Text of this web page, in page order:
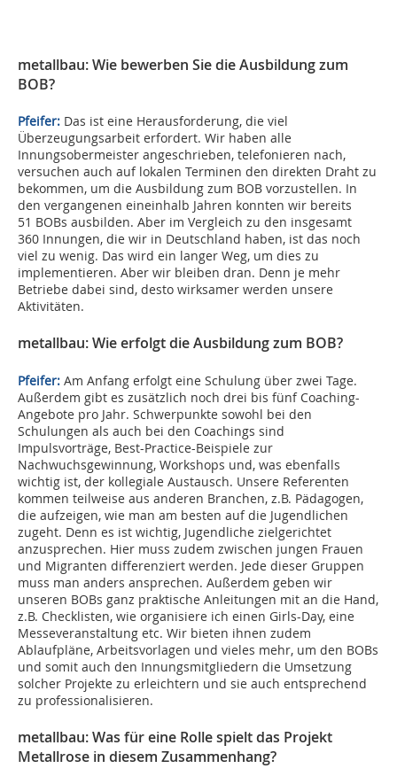
metallbau: Wie bewerben Sie die Ausbildung zum
BOB?
Pfeifer: Das ist eine Herausforderung, die viel
Überzeugungsarbeit erfordert. Wir haben alle
Innungsobermeister angeschrieben, telefonieren nach,
versuchen auch auf lokalen Terminen den direkten Draht zu
bekommen, um die Ausbildung zum BOB vorzustellen. In
den vergangenen eineinhalb Jahren konnten wir bereits
51 BOBs ausbilden. Aber im Vergleich zu den insgesamt
360 Innungen, die wir in Deutschland haben, ist das noch
viel zu wenig. Das wird ein langer Weg, um dies zu
implementieren. Aber wir bleiben dran. Denn je mehr
Betriebe dabei sind, desto wirksamer werden unsere
Aktivitäten.
metallbau: Wie erfolgt die Ausbildung zum BOB?
Pfeifer: Am Anfang erfolgt eine Schulung über zwei Tage.
Außerdem gibt es zusätzlich noch drei bis fünf Coaching-
Angebote pro Jahr. Schwerpunkte sowohl bei den
Schulungen als auch bei den Coachings sind
Impulsvorträge, Best-Practice-Beispiele zur
Nachwuchsgewinnung, Workshops und, was ebenfalls
wichtig ist, der kollegiale Austausch. Unsere Referenten
kommen teilweise aus anderen Branchen, z.B. Pädagogen,
die aufzeigen, wie man am besten auf die Jugendlichen
zugeht. Denn es ist wichtig, Jugendliche zielgerichtet
anzusprechen. Hier muss zudem zwischen jungen Frauen
und Migranten differenziert werden. Jede dieser Gruppen
muss man anders ansprechen. Außerdem geben wir
unseren BOBs ganz praktische Anleitungen mit an die Hand,
z.B. Checklisten, wie organisiere ich einen Girls-Day, eine
Messeveranstaltung etc. Wir bieten ihnen zudem
Ablaufpläne, Arbeitsvorlagen und vieles mehr, um den BOBs
und somit auch den Innungsmitgliedern die Umsetzung
solcher Projekte zu erleichtern und sie auch entsprechend
zu professionalisieren.
metallbau: Was für eine Rolle spielt das Projekt
Metallrose in diesem Zusammenhang?